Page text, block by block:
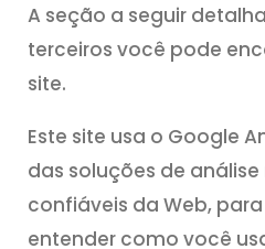
A seção a seguir
terceiros você pode
site.
Este site usa o Google
das soluções de
confiáveis da Web,
entender como você